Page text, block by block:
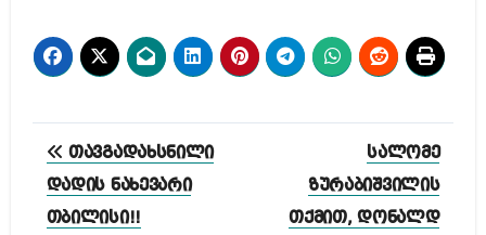
პოსტის
ნავიგაცია
თავგადახსნილი
დადის ნახევარი
თბილისი!!
სალომე
ზურაბიშვილის
თქმით, დონალდ